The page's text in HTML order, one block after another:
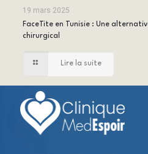
19 mars 2025
FaceTite en Tunisie : Une
chirurgical
Lire la suite